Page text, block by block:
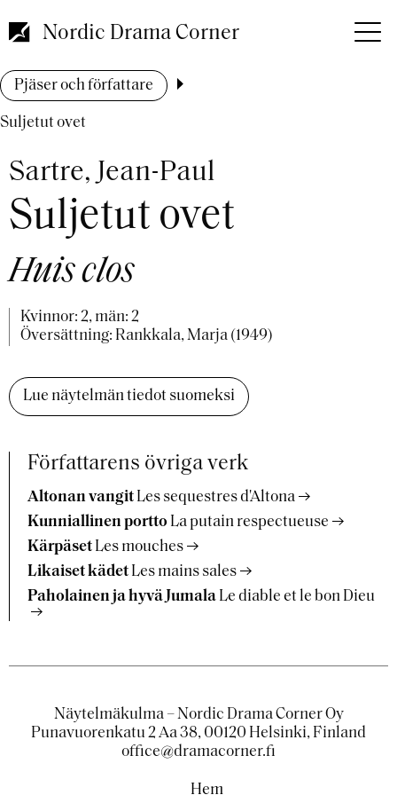
till
huvudinnehåll
Nordic Drama Corner
Länkstig
Pjäser och författare
Suljetut ovet
Sartre, Jean-Paul
Suljetut ovet
Huis clos
Kvinnor: 2, män: 2
Översättning: Rankkala, Marja (1949)
Lue näytelmän tiedot suomeksi
Författarens övriga verk
Altonan vangit Les sequestres d'Altona
Kunniallinen portto La putain respectueuse
Kärpäset Les mouches
Likaiset kädet Les mains sales
Paholainen ja hyvä Jumala Le diable et le bon Dieu
Näytelmäkulma – Nordic Drama Corner Oy
Punavuorenkatu 2 Aa 38, 00120 Helsinki, Finland
office@dramacorner.fi
Hem